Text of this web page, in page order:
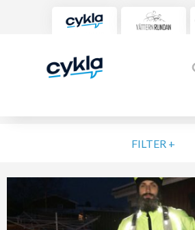
FILTER +
MOTION
VARDAG